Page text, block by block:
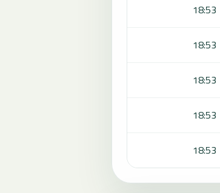
18:53
18:53
18:53
18:53
18:53